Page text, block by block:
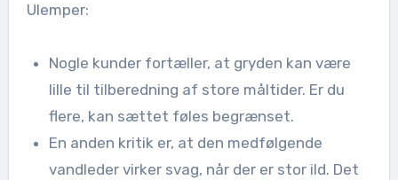
Ulemper:
Nogle kunder fortæller, at gryden kan være
lille til tilberedning af store måltider. Er du
flere, kan sættet føles begrænset.
En anden kritik er, at den medfølgende
vandleder virker svag, når der er stor ild. Det